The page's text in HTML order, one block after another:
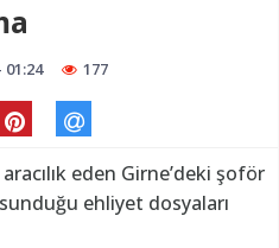
01:24 177
eden Girne’deki şoför
ehliyet dosyaları